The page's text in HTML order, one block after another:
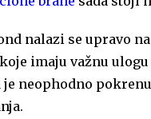
nalazi se upravo
imaju važnu
neophodno